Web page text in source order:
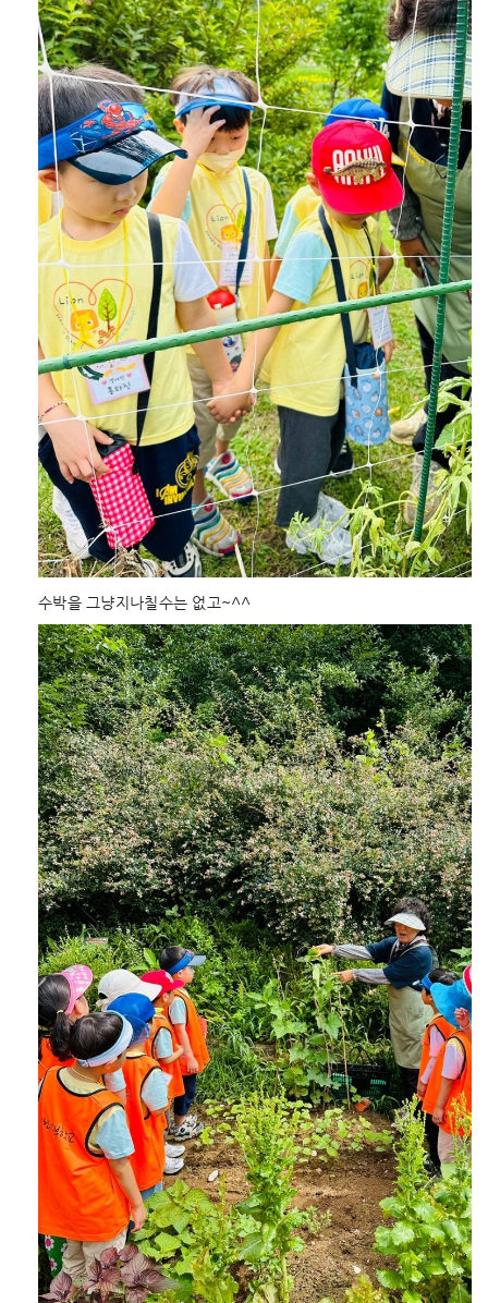
수박을 그냥지나칠수는 없고~^^